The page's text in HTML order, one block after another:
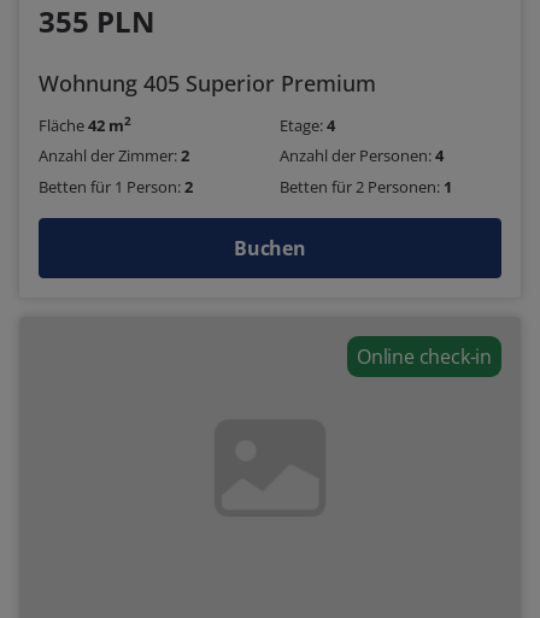
355 PLN
Wohnung 405 Superior Premium
Fläche42 m2 Etage:4
Anzahl der Zimmer:2 Anzahl der Personen:4
Betten für 1 Person:2 Betten für 2 Personen: 1
Buchen
Online check-in